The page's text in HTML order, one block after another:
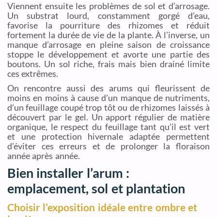
Viennent ensuite les problèmes de sol et d’arrosage.
Un substrat lourd, constamment gorgé d’eau,
favorise la pourriture des rhizomes et réduit
fortement la durée de vie de la plante. À l’inverse, un
manque d’arrosage en pleine saison de croissance
stoppe le développement et avorte une partie des
boutons. Un sol riche, frais mais bien drainé limite
ces extrêmes.
On rencontre aussi des arums qui fleurissent de
moins en moins à cause d’un manque de nutriments,
d’un feuillage coupé trop tôt ou de rhizomes laissés à
découvert par le gel. Un apport régulier de matière
organique, le respect du feuillage tant qu’il est vert
et une protection hivernale adaptée permettent
d’éviter ces erreurs et de prolonger la floraison
année après année.
Bien installer l’arum :
emplacement, sol et plantation
Choisir l’exposition idéale entre ombre et